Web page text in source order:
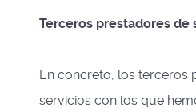
Terceros prestadores de
En concreto, los terceros
servicios con los que